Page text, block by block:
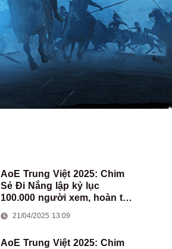
AoE Trung Việt 2025: Chim
Sẻ Đi Nắng lập kỷ lục
100.000 người xem, hoàn tất
Việt Nam
21/04/2025 13:09
AoE Trung Việt 2025: Chim